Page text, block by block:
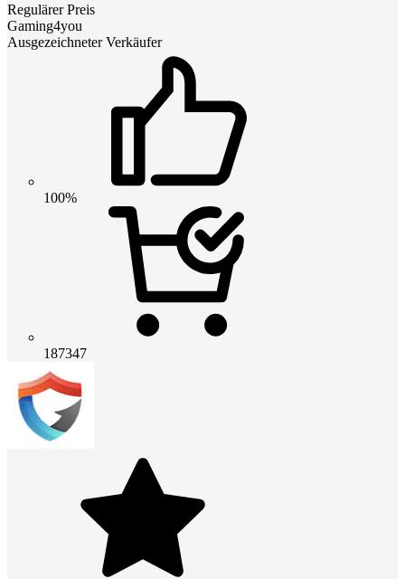
Regulärer Preis
Gaming4you
Ausgezeichneter Verkäufer
100%
187347